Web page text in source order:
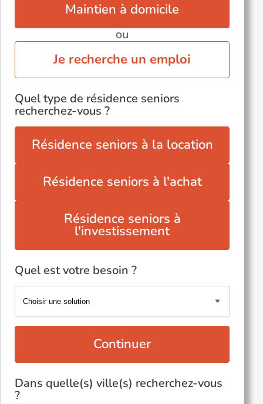
Maintien à domicile
ou
Je recherche un emploi
Quel type de résidence seniors
recherchez-vous ?
Résidence seniors à la location
Résidence seniors à l'achat
Résidence seniors à
l'investissement
Quel est votre besoin ?
Continuer
Dans quelle(s) ville(s) recherchez-vous
?